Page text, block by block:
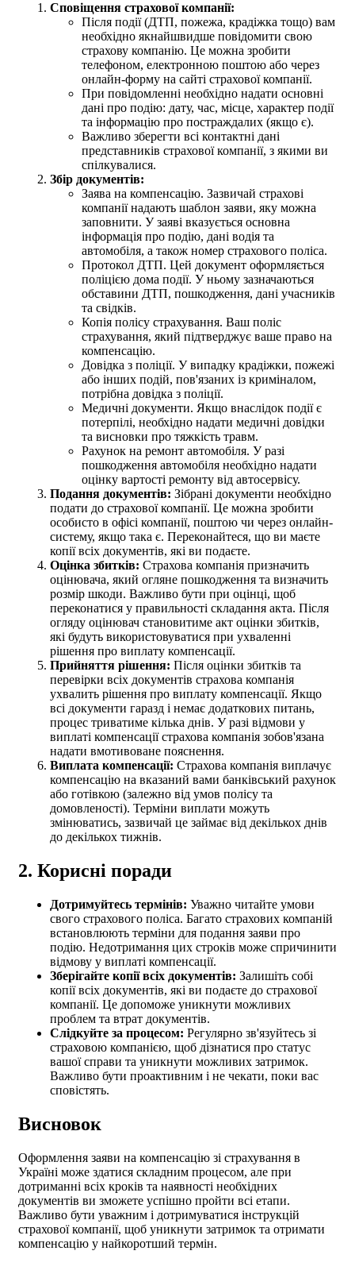
Сповіщення страхової компанії:
Після події (ДТП, пожежа, крадіжка тощо) вам
необхідно якнайшвидше повідомити свою
страхову компанію. Це можна зробити
телефоном, електронною поштою або через
онлайн-форму на сайті страхової компанії.
При повідомленні необхідно надати основні
дані про подію: дату, час, місце, характер події
та інформацію про постраждалих (якщо є).
Важливо зберегти всі контактні дані
представників страхової компанії, з якими ви
спілкувалися.
Збір документів:
Заява на компенсацію. Зазвичай страхові
компанії надають шаблон заяви, яку можна
заповнити. У заяві вказується основна
інформація про подію, дані водія та
автомобіля, а також номер страхового поліса.
Протокол ДТП. Цей документ оформляється
поліцією дома події. У ньому зазначаються
обставини ДТП, пошкодження, дані учасників
та свідків.
Копія полісу страхування. Ваш поліс
страхування, який підтверджує ваше право на
компенсацію.
Довідка з поліції. У випадку крадіжки, пожежі
або інших подій, пов'язаних із криміналом,
потрібна довідка з поліції.
Медичні документи. Якщо внаслідок події є
потерпілі, необхідно надати медичні довідки
та висновки про тяжкість травм.
Рахунок на ремонт автомобіля. У разі
пошкодження автомобіля необхідно надати
оцінку вартості ремонту від автосервісу.
Подання документів: Зібрані документи необхідно
подати до страхової компанії. Це можна зробити
особисто в офісі компанії, поштою чи через онлайн-
систему, якщо така є. Переконайтеся, що ви маєте
копії всіх документів, які ви подаєте.
Оцінка збитків: Страхова компанія призначить
оцінювача, який огляне пошкодження та визначить
розмір шкоди. Важливо бути при оцінці, щоб
переконатися у правильності складання акта. Після
огляду оцінювач становитиме акт оцінки збитків,
які будуть використовуватися при ухваленні
рішення про виплату компенсації.
Прийняття рішення: Після оцінки збитків та
перевірки всіх документів страхова компанія
ухвалить рішення про виплату компенсації. Якщо
всі документи гаразд і немає додаткових питань,
процес триватиме кілька днів. У разі відмови у
виплаті компенсації страхова компанія зобов'язана
надати вмотивоване пояснення.
Виплата компенсації: Страхова компанія виплачує
компенсацію на вказаний вами банківський рахунок
або готівкою (залежно від умов полісу та
домовленості). Терміни виплати можуть
змінюватись, зазвичай це займає від декількох днів
до декількох тижнів.
2. Корисні поради
Дотримуйтесь термінів: Уважно читайте умови
свого страхового поліса. Багато страхових компаній
встановлюють терміни для подання заяви про
подію. Недотримання цих строків може спричинити
відмову у виплаті компенсації.
Зберігайте копії всіх документів: Залишіть собі
копії всіх документів, які ви подаєте до страхової
компанії. Це допоможе уникнути можливих
проблем та втрат документів.
Слідкуйте за процесом: Регулярно зв'язуйтесь зі
страховою компанією, щоб дізнатися про статус
вашої справи та уникнути можливих затримок.
Важливо бути проактивним і не чекати, поки вас
сповістять.
Висновок
Оформлення заяви на компенсацію зі страхування в
Україні може здатися складним процесом, але при
дотриманні всіх кроків та наявності необхідних
документів ви зможете успішно пройти всі етапи.
Важливо бути уважним і дотримуватися інструкцій
страхової компанії, щоб уникнути затримок та отримати
компенсацію у найкоротший термін.